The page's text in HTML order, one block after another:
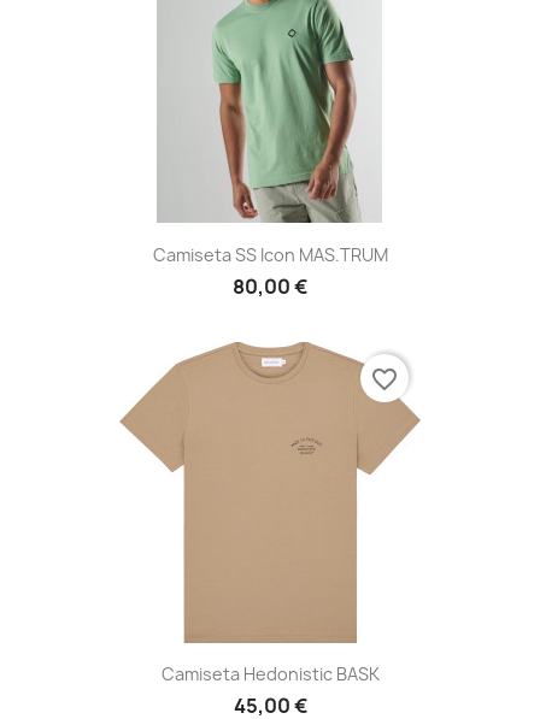
Camiseta SS Icon MAS.TRUM
80,00 €
Camiseta Hedonistic BASK
45,00 €
favorite_border